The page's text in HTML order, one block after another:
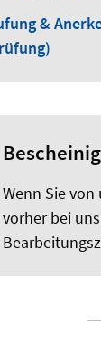
&
Wenn Sie
vorher bei